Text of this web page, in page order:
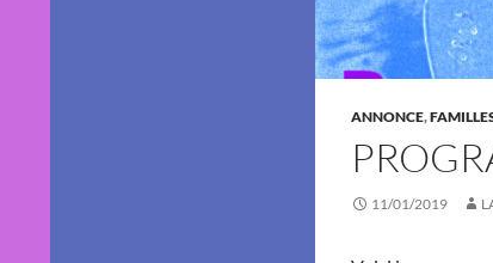
ANNONCE,
11/01/2019